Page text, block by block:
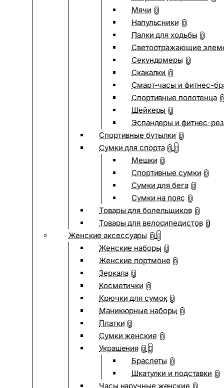
Мячи 0
Напульсники 0
Палки для ходьбы 0
Светоотражающие
Секундомеры 0
Скакалки 0
Смарт-часы и фитнес-
Спортивные полотенца 0
Шейкеры 0
Эспандеры и фитнес-
Спортивные бутылки 0
Сумки для спорта 0
Мешки 0
Спортивные сумки 0
Сумки для бега 0
Сумки на пояс 0
Товары для болельщиков 0
Товары для велосипедистов 0
Женские аксессуары 0
Женские наборы 0
Женские портмоне 0
Зеркала 0
Косметички 0
Крючки для сумок 0
Маникюрные наборы 0
Платки 0
Сумки женские 0
Украшения 0
Браслеты 0
Шкатулки и подставки 0
Часы наручные женские 0